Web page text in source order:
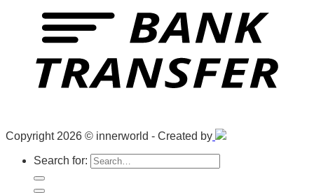
Copyright 2026 © innerworld - Created by
Search for: